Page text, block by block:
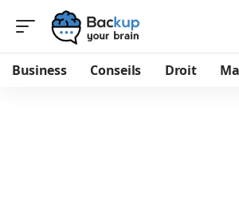
Business Conseils Droit